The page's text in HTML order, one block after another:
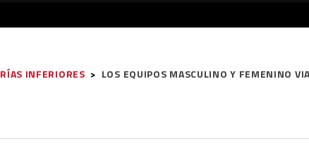
INFERIORES > LOS EQUIPOS MASCULINO Y FEMENINO